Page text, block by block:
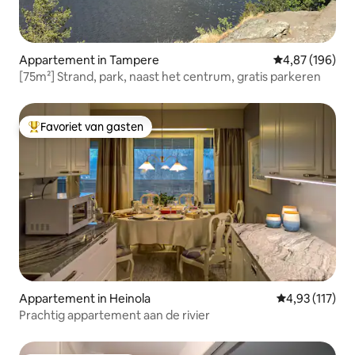
Appartement in Tampere Gemiddelde
4,87 (196)
[75m²] Strand, park, naast het centrum, gratis parkeren
Topfavoriet van gasten
Favoriet van gasten
Appartement in Heinola Gemiddelde
4,93 (117)
Prachtig appartement aan de rivier